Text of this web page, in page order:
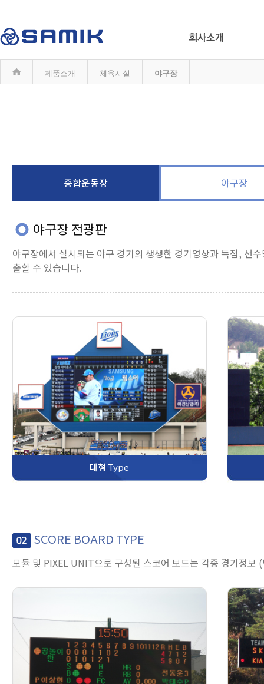
제품소개 체육시설 야구장
종합운동장 야구장
야구장 전광판
야구장에서 실시되는 야구 경기의 생생한 경기영상과 득점, 선
출할 수 있습니다.
대형 Type
SCORE BOARD TYPE
모듈 및 PIXEL UNIT으로 구성된 스코어 보드는 각종 경기정보